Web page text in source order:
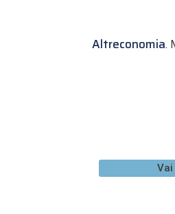
Altreconomia.